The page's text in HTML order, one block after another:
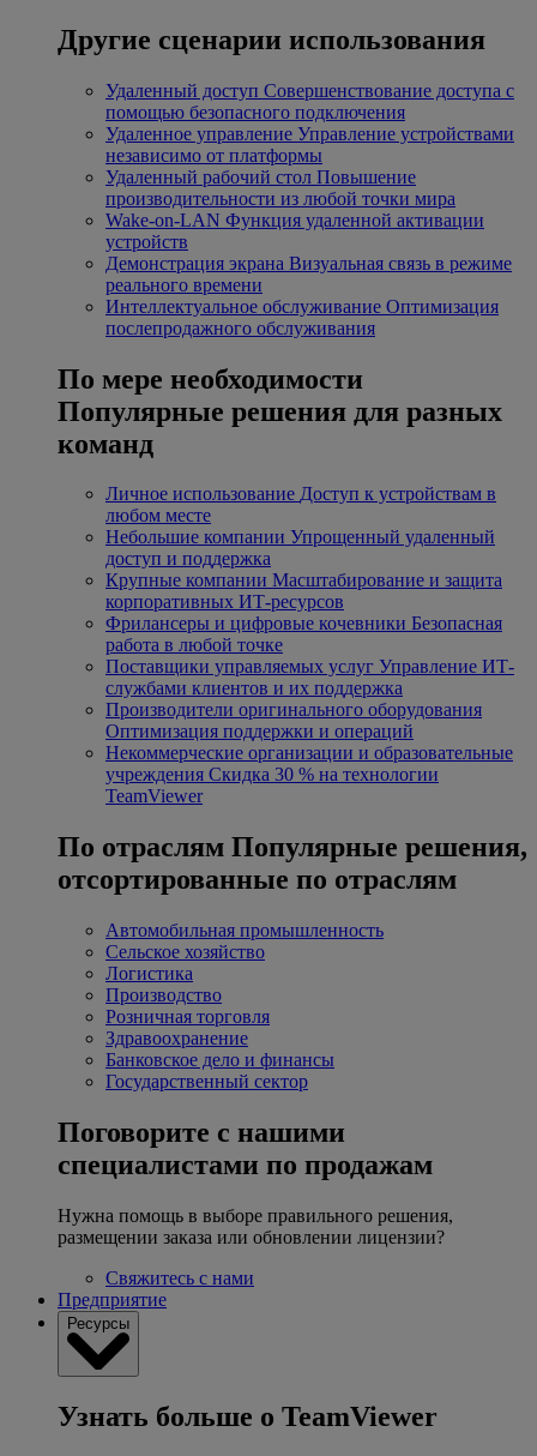
Другие сценарии использования
Удаленный доступ Совершенствование доступа с
помощью безопасного подключения
Удаленное управление Управление устройствами
независимо от платформы
Удаленный рабочий стол Повышение
производительности из любой точки мира
Wake-on-LAN Функция удаленной активации
устройств
Демонстрация экрана Визуальная связь в режиме
реального времени
Интеллектуальное обслуживание Оптимизация
послепродажного обслуживания
По мере необходимости
Популярные решения для разных
команд
Личное использование Доступ к устройствам в
любом месте
Небольшие компании Упрощенный удаленный
доступ и поддержка
Крупные компании Масштабирование и защита
корпоративных ИТ-ресурсов
Фрилансеры и цифровые кочевники Безопасная
работа в любой точке
Поставщики управляемых услуг Управление ИТ-
службами клиентов и их поддержка
Производители оригинального оборудования
Оптимизация поддержки и операций
Некоммерческие организации и образовательные
учреждения Скидка 30 % на технологии
TeamViewer
По отраслям Популярные решения,
отсортированные по отраслям
Автомобильная промышленность
Сельское хозяйство
Логистика
Производство
Розничная торговля
Здравоохранение
Банковское дело и финансы
Государственный сектор
Поговорите с нашими
специалистами по продажам
Нужна помощь в выборе правильного решения,
размещении заказа или обновлении лицензии?
Свяжитесь с нами
Предприятие
Ресурсы
Узнать больше о TeamViewer